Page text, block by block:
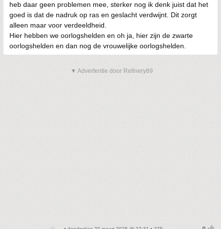
heb daar geen problemen mee, sterker nog ik denk juist dat het
goed is dat de nadruk op ras en geslacht verdwijnt. Dit zorgt
alleen maar voor verdeeldheid.
Hier hebben we oorlogshelden en oh ja, hier zijn de zwarte
oorlogshelden en dan nog de vrouwelijke oorlogshelden.
▼ Advertentie door Refinery89